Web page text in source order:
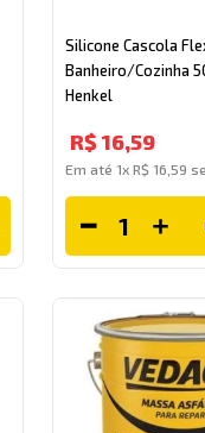
Silicone Cascola
Banheiro/Cozinha
Henkel
R$ 16,59
Em até 1x R$ 16 59